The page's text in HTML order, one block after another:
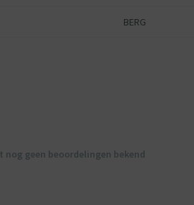
BERG
geen beoordelingen bekend